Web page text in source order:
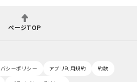
ページTOP
シーポリシー アプリ利用規約
約款